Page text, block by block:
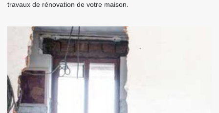
travaux de rénovation de votre maison.